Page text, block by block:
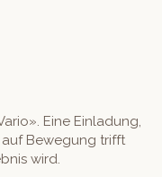
Eine Einladung,
Bewegung trifft
wird.